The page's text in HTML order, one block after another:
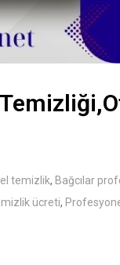
temizlik, Bağcılar
ücreti,